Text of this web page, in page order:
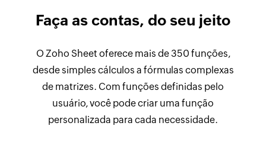
Faça as contas, do seu jeito
O Zoho Sheet oferece mais de 350 funções,
desde simples cálculos a fórmulas complexas
de matrizes. Com funções definidas pelo
usuário, você pode criar uma função
personalizada para cada necessidade.